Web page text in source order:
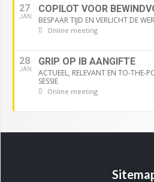
27
JAN
COPILOT VOOR
BESPAAR TIJD EN VERLICHT DE
Online meeting
28
JAN
GRIP OP IB AANGIFTE
ACTUEEL, RELEVANT EN TO-THE-
SESSIE
Online meeting